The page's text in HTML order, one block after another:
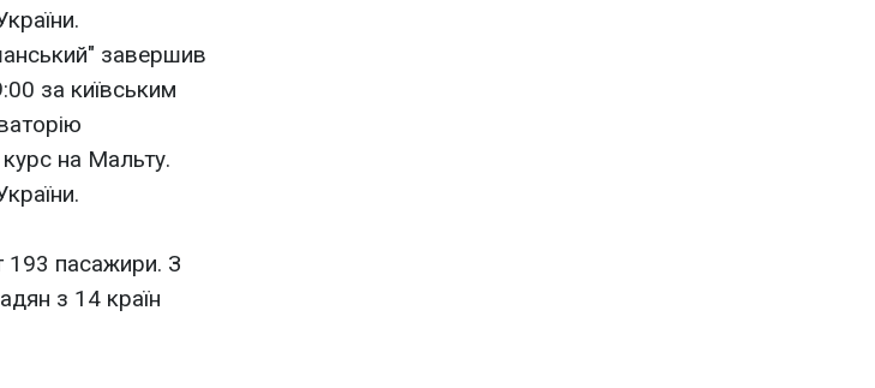
завершив
за київським
курс на Мальту.
193 пасажири. З
з 14 країн